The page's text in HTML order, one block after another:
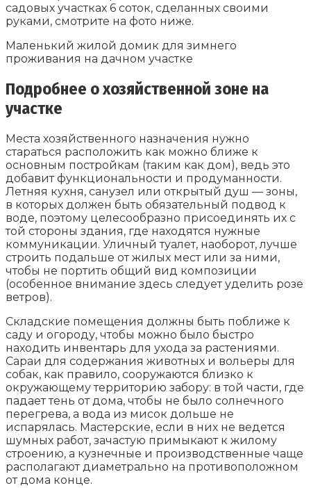
садовых участках 6 соток, сделанных своими
руками, смотрите на фото ниже.
Маленький жилой домик для зимнего
проживания на дачном участке
Подробнее о хозяйственной зоне на
участке
Места хозяйственного назначения нужно
стараться расположить как можно ближе к
основным постройкам (таким как дом), ведь это
добавит функциональности и продуманности.
Летняя кухня, санузел или открытый душ — зоны,
в которых должен быть обязательный подвод к
воде, поэтому целесообразно присоединять их с
той стороны здания, где находятся нужные
коммуникации. Уличный туалет, наоборот, лучше
строить подальше от жилых мест или за ними,
чтобы не портить общий вид композиции
(особенное внимание здесь следует уделить розе
ветров).
Складские помещения должны быть поближе к
саду и огороду, чтобы можно было быстро
находить инвентарь для ухода за растениями.
Сараи для содержания животных и вольеры для
собак, как правило, сооружаются близко к
окружающему территорию забору: в той части, где
падает тень от дома, чтобы не было солнечного
перегрева, а вода из мисок дольше не
испарялась. Мастерские, если в них не ведется
шумных работ, зачастую примыкают к жилому
строению, а кузнечные и производственные чаще
располагают диаметрально на противоположном
от дома конце.